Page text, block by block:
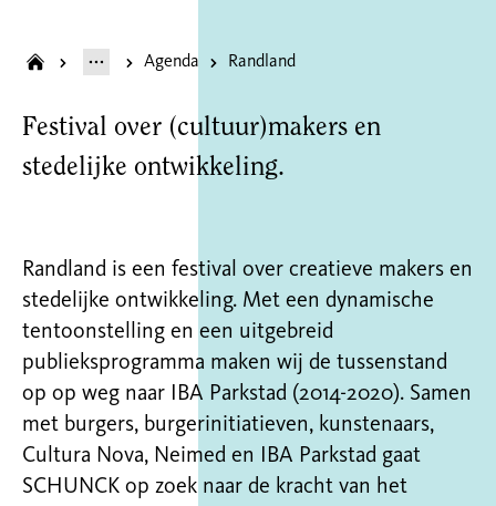
Agenda Randland
Festival over (cultuur)makers en
stedelijke ontwikkeling.
Randland is een festival over creatieve makers en
stedelijke ontwikkeling. Met een dynamische
tentoonstelling en een uitgebreid
publieksprogramma maken wij de tussenstand
op op weg naar IBA Parkstad (2014-2020). Samen
met burgers, burgerinitiatieven, kunstenaars,
Cultura Nova, Neimed en IBA Parkstad gaat
SCHUNCK op zoek naar de kracht van het